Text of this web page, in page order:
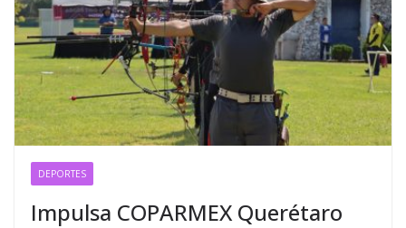
DEPORTES
Impulsa COPARMEX Querétaro